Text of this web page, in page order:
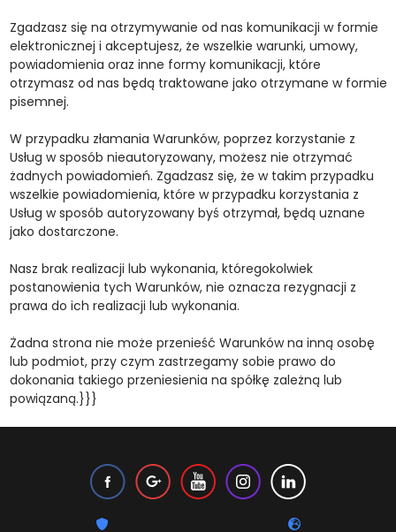
Zgadzasz się na otrzymywanie od nas komunikacji w formie
elektronicznej i akceptujesz, że wszelkie warunki, umowy,
powiadomienia oraz inne formy komunikacji, które
otrzymasz od nas będą traktowane jako otrzymane w formie
pisemnej.
W przypadku złamania Warunków, poprzez korzystanie z
Usług w sposób nieautoryzowany, możesz nie otrzymać
żadnych powiadomień. Zgadzasz się, że w takim przypadku
wszelkie powiadomienia, które w przypadku korzystania z
Usług w sposób autoryzowany byś otrzymał, będą uznane
jako dostarczone.
Nasz brak realizacji lub wykonania, któregokolwiek
postanowienia tych Warunków, nie oznacza rezygnacji z
prawa do ich realizacji lub wykonania.
Żadna strona nie może przenieść Warunków na inną osobę
lub podmiot, przy czym zastrzegamy sobie prawo do
dokonania takiego przeniesienia na spółkę zależną lub
powiązaną.}}}